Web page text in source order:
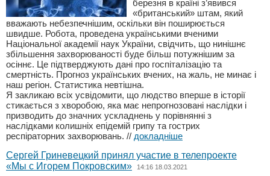
березня в країні з’явився
«британський» штам, який
вважають небезпечнішим, оскільки він поширюється
швидше. Робота, проведена українськими вченими
Національної академії наук України, свідчить, що нинішнє
збільшення захворюваності буде більш потужнішим за
осіннє. Це підтверджують дані про госпіталізацію та
смертність. Прогноз українських вчених, на жаль, не минає і
наш регіон. Статистика невтішна.
Я закликаю всіх усвідомити, що людство вперше в історії
стикається з хворобою, яка має непрогнозовані наслідки і
призводить до значних ускладнень у порівнянні з
наслідками колишніх епідемій грипу та гострих
респіраторних захворювань. // докладніше
Сергей Гриневецкий принял участие в телепроекте
«Мы с Игорем Покровским»
14:16 18.03.2021